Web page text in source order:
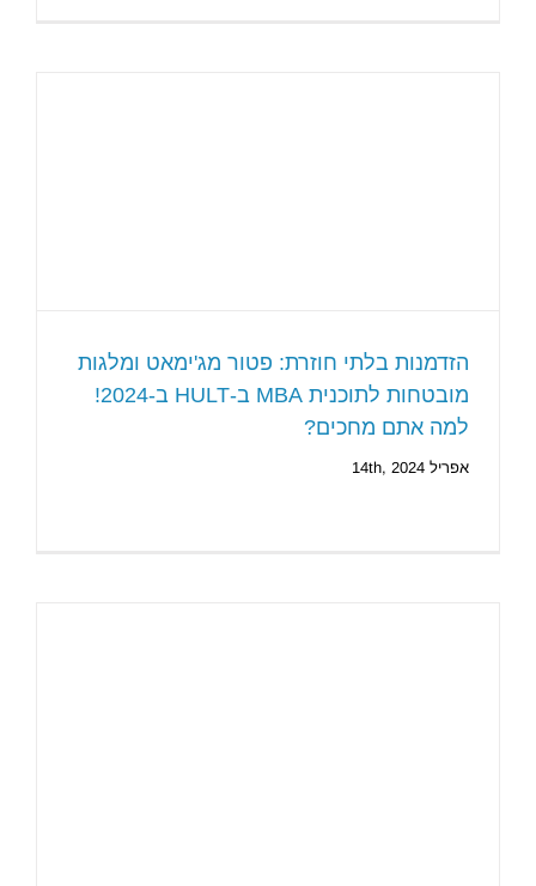
הזדמנות בלתי חוזרת: פטור מג'ימאט ומלגות
מובטחות לתוכנית MBA ב-HULT ב-2024!
למה אתם מחכים?
אפריל 14th, 2024